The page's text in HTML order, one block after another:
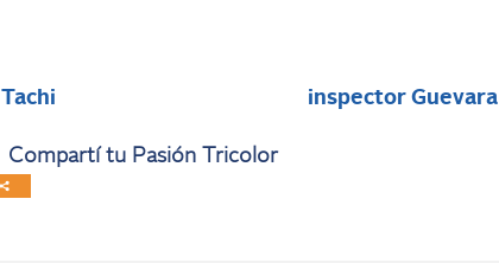
Tachi inspector Guevara
Compartí tu Pasión Tricolor